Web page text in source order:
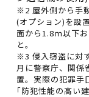
※2 屋外側から手
(オプション)を設
面から1.8ｍ以下
と。
※3 侵入窃盗に対
月に警察庁、関係
置。実際の犯罪手
｢防犯性能の高い